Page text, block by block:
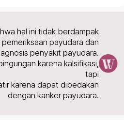
hal ini tidak berdampak
payudara dan
penyakit payudara.
karena kalsifikasi,
tapi
karena dapat dibedakan
dengan kanker payudara.